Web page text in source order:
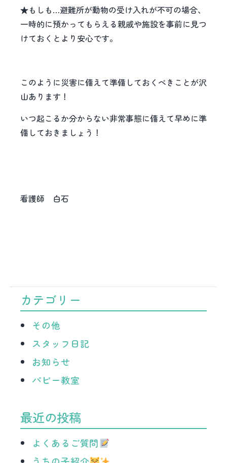
★もしも…避難所が動物の受け入れが不可の場合、
一時的に預かってもらえる親戚や施設を事前に見つ
けておくとより安心です。
このように災害に備えて準備しておくべきことが沢
山あります！
いつ起こるか分からない非常事態に備えて早めに準
備しておきましょう！
看護師 白石
カテゴリー
その他
スタッフ日記
お知らせ
パピー教室
最近の投稿
よくあるご質問